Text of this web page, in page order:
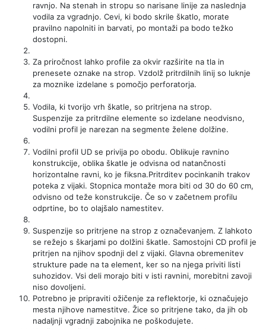
ravnjo. Na stenah in stropu so narisane linije za naslednja
vodila za vgradnjo. Cevi, ki bodo skrile škatlo, morate
pravilno napolniti in barvati, po montaži pa bodo težko
dostopni.
Za priročnost lahko profile za okvir razširite na tla in
prenesete oznake na strop. Vzdolž pritrdilnih linij so luknje
za moznike izdelane s pomočjo perforatorja.
Vodila, ki tvorijo vrh škatle, so pritrjena na strop.
Suspenzije za pritrdilne elemente so izdelane neodvisno,
vodilni profil je narezan na segmente želene dolžine.
Vodilni profil UD se privija po obodu. Oblikuje ravnino
konstrukcije, oblika škatle je odvisna od natančnosti
horizontalne ravni, ko je fiksna.Pritrditev pocinkanih trakov
poteka z vijaki. Stopnica montaže mora biti od 30 do 60 cm,
odvisno od teže konstrukcije. Če so v začetnem profilu
odprtine, bo to olajšalo namestitev.
Suspenzije so pritrjene na strop z označevanjem. Z lahkoto
se režejo s škarjami po dolžini škatle. Samostojni CD profil je
pritrjen na njihov spodnji del z vijaki. Glavna obremenitev
strukture pade na ta element, ker so na njega priviti listi
suhozidov. Vsi deli morajo biti v isti ravnini, morebitni zavoji
niso dovoljeni.
Potrebno je pripraviti ožičenje za reflektorje, ki označujejo
mesta njihove namestitve. Žice so pritrjene tako, da jih ob
nadaljnji vgradnji zabojnika ne poškodujete.